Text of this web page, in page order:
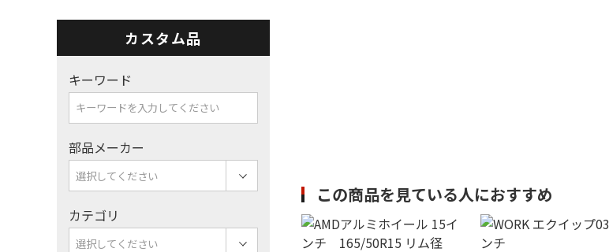
この商品を見ている人におすすめ
カスタム品
キーワード
部品メーカー
カテゴリ